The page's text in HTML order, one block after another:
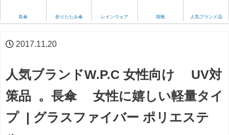
長傘 折りたたみ傘 レインウェア 雨靴 人気ブランド品
2017.11.20
人気ブランドW.P.C 女性向け UV対
策品 。長傘 女性に嬉しい軽量タイ
プ | グラスファイバー ポリエステ